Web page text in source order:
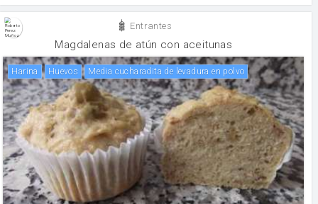
Entrantes
Magdalenas de atún con aceitunas
harina huevos Media cucharadita de levadura en polvo